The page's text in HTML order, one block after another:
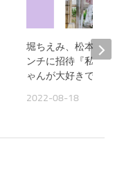
堀ちえみ、松本伊
ンチに招待『私は
ゃんが大好きです
2022-08-18